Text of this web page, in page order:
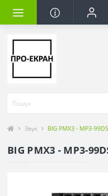
Звук BIG PMX3 - MP3-
BIG PMX3 - MP3-